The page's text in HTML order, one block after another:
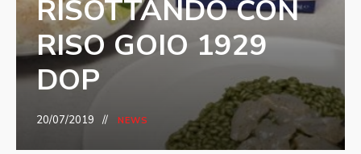
RISOTTANDO CON
RISO GOIO 1929
DOP
20/07/2019 NEWS